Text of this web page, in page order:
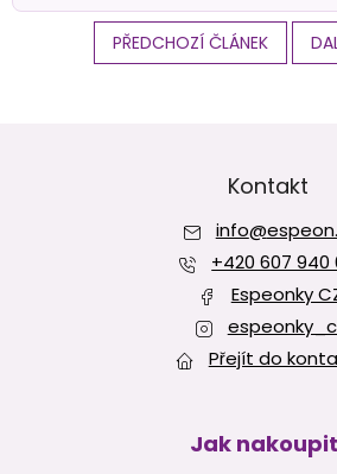
PŘEDCHOZÍ ČLÁNEK
Kontakt
info@
+420 607 940
Espeonky
Přejít do
Jak nakoupit